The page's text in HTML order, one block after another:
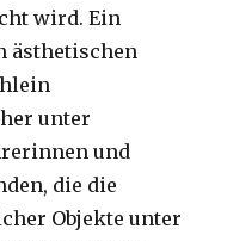
wird. Ein
ästhetischen
unter
und
die die
Objekte unter